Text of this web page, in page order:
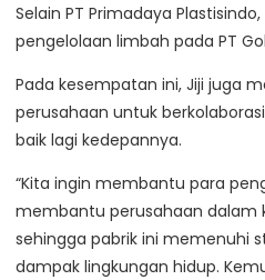
Selain PT Primadaya
pengelolaan limbah pada PT
Pada kesempatan ini, Jiji juga
perusahaan untuk
baik lagi kedepannya.
“Kita ingin membantu para
membantu perusahaan dalam
sehingga pabrik ini memenuhi
dampak lingkungan hidup.